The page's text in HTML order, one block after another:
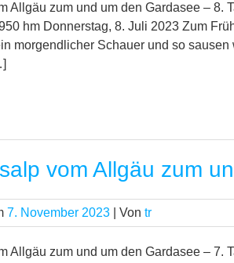
Allgäu zum und um den Gardasee – 8.
hm Donnerstag, 8. Juli 2023 Zum
morgendlicher Schauer und so
vom Allgäu zum
7. November 2023 | Von tr
Allgäu zum und um den Gardasee – 7.